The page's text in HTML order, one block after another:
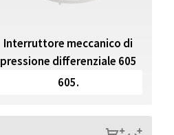
Interruttore meccanico di
pressione differenziale 605
605.